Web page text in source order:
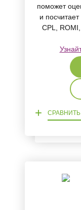
поможет
и
CPL,
+ СРАВНИТЬ